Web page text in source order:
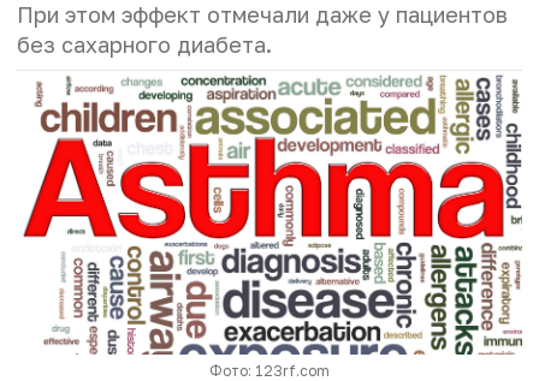
При этом эффект отмечали даже у пациентов
без сахарного диабета.
Фото: 123rf.com